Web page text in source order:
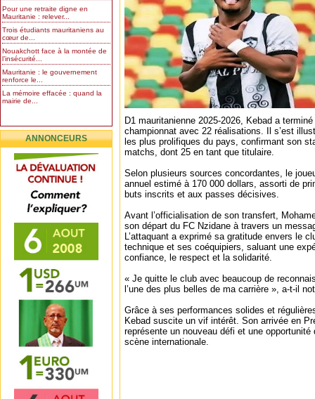
Pour une retraite digne en
Mauritanie : relever...
Trois étudiants mauritaniens au
cœur de...
Nouakchott face à la montée de
l’insécurité...
Mauritanie : le gouvernement
renforce le...
La mémoire effacée : quand la
mairie de...
ANNONCEURS
D1 mauritanienne 2025-2026, Kebad a
championnat avec 22 réalisations. Il s’est
les plus prolifiques du pays, confirmant son
matchs, dont 25 en tant que titulaire.
Selon plusieurs sources concordantes, le
annuel estimé à 170 000 dollars, assorti de
buts inscrits et aux passes décisives.
Avant l’officialisation de son transfert,
son départ du FC Nzidane à travers un
L’attaquant a exprimé sa gratitude envers le
technique et ses coéquipiers, saluant une
confiance, le respect et la solidarité.
« Je quitte le club avec beaucoup de
l’une des plus belles de ma carrière », a-t-il
Grâce à ses performances solides et
Kebad suscite un vif intérêt. Son arrivée en
représente un nouveau défi et une
scène internationale.